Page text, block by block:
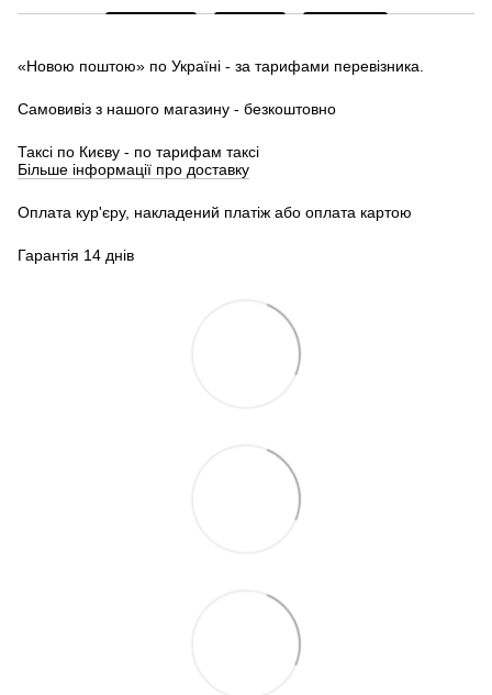
«Новою поштою» по Україні - за тарифами перевізника.
Самовивіз з нашого магазину - безкоштовно
Таксі по Києву - по тарифам таксі
Більше інформації про доставку
Оплата кур'єру, накладений платіж або оплата картою
Гарантія 14 днів